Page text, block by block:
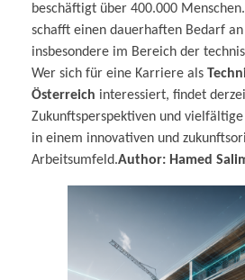
beschäftigt über 400.000
schafft einen dauerhaften Bedarf
insbesondere im Bereich der
Wer sich für eine Karriere als
Österreich interessiert, findet
Zukunftsperspektiven und
in einem innovativen und
Arbeitsumfeld.Author: Hamed